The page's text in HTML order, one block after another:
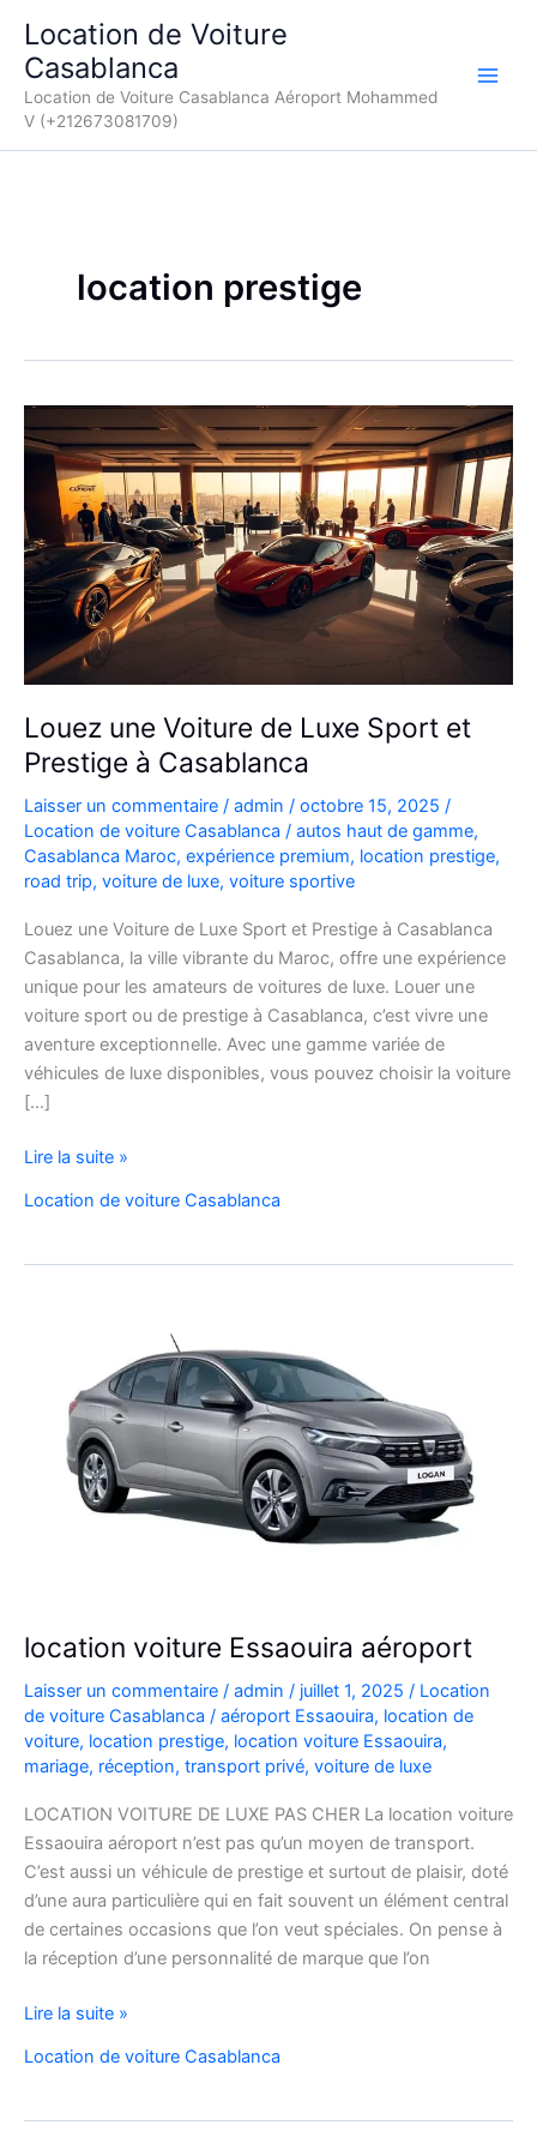
contenu
Location de Voiture
Casablanca
Location de Voiture Casablanca Aéroport Mohammed
V (+212673081709)
location prestige
Louez une Voiture de Luxe Sport et
Prestige à Casablanca
Laisser un commentaire / admin / octobre 15, 2025 /
Location de voiture Casablanca / autos haut de gamme,
Casablanca Maroc, expérience premium, location prestige,
road trip, voiture de luxe, voiture sportive
Louez une Voiture de Luxe Sport et Prestige à Casablanca
Casablanca, la ville vibrante du Maroc, offre une expérience
unique pour les amateurs de voitures de luxe. Louer une
voiture sport ou de prestige à Casablanca, c’est vivre une
aventure exceptionnelle. Avec une gamme variée de
véhicules de luxe disponibles, vous pouvez choisir la voiture
[…]
Louez
Voiture
Luxe
Casablanca
Lire la suite »
Location de voiture Casablanca
location voiture Essaouira aéroport
Laisser un commentaire / admin / juillet 1, 2025 / Location
de voiture Casablanca / aéroport Essaouira, location de
voiture, location prestige, location voiture Essaouira,
mariage, réception, transport privé, voiture de luxe
LOCATION VOITURE DE LUXE PAS CHER La location voiture
Essaouira aéroport n’est pas qu’un moyen de transport.
C’est aussi un véhicule de prestige et surtout de plaisir, doté
d’une aura particulière qui en fait souvent un élément central
de certaines occasions que l’on veut spéciales. On pense à
la réception d’une personnalité de marque que l’on
location
Essaouira
Lire la suite »
Location de voiture Casablanca